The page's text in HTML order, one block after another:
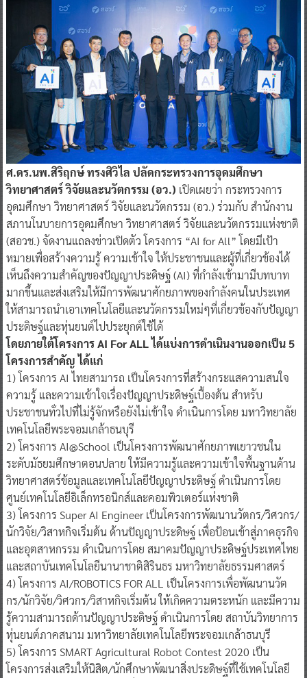
ศ.ดร.นพ.สิริฤกษ์ ทรงศิวิไล ปลัดกระทรวงการอุดมศึกษา
วิทยาศาสตร์ วิจัยและนวัตกรรม (อว.) เปิดเผยว่า กระทรวงการ
อุดมศึกษา วิทยาศาสตร์ วิจัยและนวัตกรรม (อว.) ร่วมกับ สำนักงาน
สภานโนบายการอุดมศึกษา วิทยาศาสตร์ วิจัยและนวัตกรรมแห่งชาติ
(สอวช.) จัดงานแถลงข่าวเปิดตัว โครงการ “AI for All” โดยมีเป้า
หมายเพื่อสร้างความรู้ ความเข้าใจ ให้ประชาชนและผู้ที่เกี่ยวข้องได้
เห็นถึงความสำคัญของปัญญาประดิษฐ์ (AI) ที่กำลังเข้ามามีบทบาท
มากขึ้นและส่งเสริมให้มีการพัฒนาศักยภาพของกำลังคนในประเทศ
ให้สามารถนำเอาเทคโนโลยีและนวัตกรรมใหม่ๆที่เกี่ยวข้องกับปัญญา
ประดิษฐ์และหุ่นยนต์ไปประยุกต์ใช้ได้
โดยภายใต้โครงการ AI For ALL ได้แบ่งการดำเนินงานออกเป็น 5
โครงการสำคัญ ได้แก่
1) โครงการ AI ไทยสามารถ เป็นโครงการที่สร้างกระแสความสนใจ
ความรู้ และความเข้าใจเรื่องปัญญาประดิษฐ์เบื้องต้น สำหรับ
ประชาชนทั่วไปที่ไม่รู้จักหรือยังไม่เข้าใจ ดำเนินการโดย มหาวิทยาลัย
เทคโนโลยีพระจอมเกล้าธนบุรี
2) โครงการ AI@School เป็นโครงการพัฒนาศักยภาพเยาวชนใน
ระดับมัธยมศึกษาตอนปลาย ให้มีความรู้และความเข้าใจพื้นฐานด้าน
วิทยาศาสตร์ข้อมูลและเทคโนโลยีปัญญาประดิษฐ์ ดำเนินการโดย
ศูนย์เทคโนโลยีอิเล็กทรอนิกส์และคอมพิวเตอร์แห่งชาติ
3) โครงการ Super AI Engineer เป็นโครงการพัฒนานวัตกร/วิศวกร/
นักวิจัย/วิสาหกิจเริ่มต้น ด้านปัญญาประดิษฐ์ เพื่อป้อนเข้าสู่ภาคธุรกิจ
และอุตสาหกรรม ดำเนินการโดย สมาคมปัญญาประดิษฐ์ประเทศไทย
และสถาบันเทคโนโลยีนานาชาติสิรินธร มหาวิทยาลัยธรรมศาสตร์
4) โครงการ AI/ROBOTICS FOR ALL เป็นโครงการเพื่อพัฒนานวัต
กร/นักวิจัย/วิศวกร/วิสาหกิจเริ่มต้น ให้เกิดความตระหนัก และมีความ
รู้ความสามารถด้านปัญญาประดิษฐ์ ดำเนินการโดย สถาบันวิทยาการ
หุ่นยนต์ภาคสนาม มหาวิทยาลัยเทคโนโลยีพระจอมเกล้าธนบุรี
5) โครงการ SMART Agricultural Robot Contest 2020 เป็น
โครงการส่งเสริมให้นิสิต/นักศึกษาพัฒนาสิ่งประดิษฐ์ที่ใช้เทคโนโลยี